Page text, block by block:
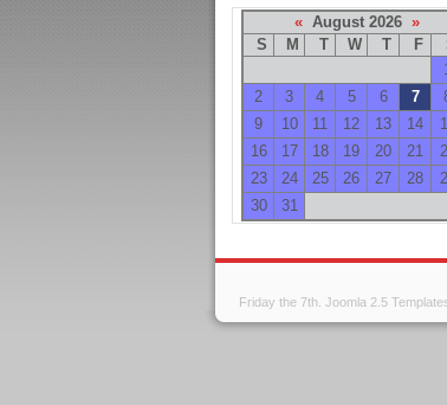
« August 2026 »
S
M T W T F
2
3 4 5 6 7
9
10 11 12 13 14
16
17 18 19 20 21
23
24 25 26 27 28
30
31
Friday the 7th. Joomla 2.5